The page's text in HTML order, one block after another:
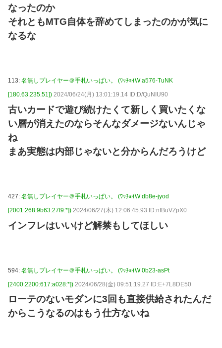
なったのか
それともMTG自体を辞めてしまったのかが気に
なるな
113: 名無しプレイヤー＠手札いっぱい。 (ﾜｯﾁｮｲW a576-TuNK
[180.63.235.51]) 2024/06/24(月) 13:01:19.14 ID:D/QuNIU90
古いカードで遊び続けたくて新しく買いたくな
い層が消えたのならそんなダメージないんじゃ
ね
まあ実態は内部じゃないと分からんだろうけど
427: 名無しプレイヤー＠手札いっぱい。 (ﾜｯﾁｮｲW db8e-jyod
[2001:268:9b63:27f9:*]) 2024/06/27(木) 12:06:45.93 ID:nfBuVZpX0
インフレはいいけど解禁もしてほしい
594: 名無しプレイヤー＠手札いっぱい。 (ﾜｯﾁｮｲW 0b23-asPt
[2400:2200:617:a028:*]) 2024/06/28(金) 09:51:19.27 ID:E+7L8DE50
ローテのないモダンに3回も直接供給されたんだ
からこうなるのはもう仕方ないね